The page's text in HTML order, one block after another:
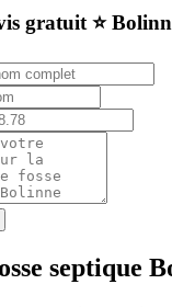
gratuit ⭐️
septique